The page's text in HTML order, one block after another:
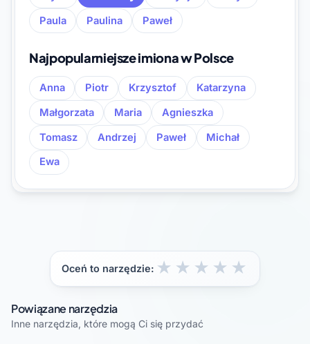
Paula
Paulina Paweł
Najpopularniejsze imiona w Polsce
Anna Piotr Krzysztof
Katarzyna
Małgorzata
Maria
Agnieszka
Tomasz
Andrzej Paweł
Michał
Ewa
Oceń to narzędzie: ★
★
★
★
★
Powiązane narzędzia
Inne narzędzia, które mogą Ci się przydać